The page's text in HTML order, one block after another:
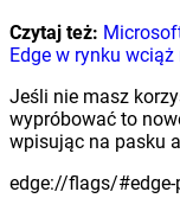
Czytaj też:
Edge w rynku wciąż
Jeśli nie masz
wypróbować to
wpisując na pasku
edge://flags/#edge-